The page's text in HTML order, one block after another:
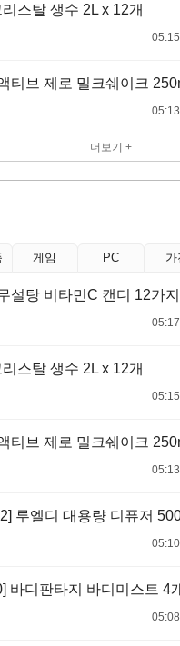
스탈 생수 2L x 12개
05:15
티브 제로 밀크쉐이크
05:13
더보기 +
게임 PC 가
설탕 비타민C 캔디 12가
05:17
스탈 생수 2L x 12개
05:15
티브 제로 밀크쉐이크
05:13
루엘디 대용량 디퓨저
05:10
바디판타지 바디미스트 4
05:08